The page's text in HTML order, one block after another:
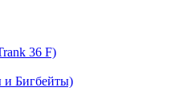
36 F)
и Бигбейты)